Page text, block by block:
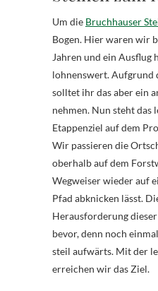
Um die Bruchhauser
Bogen. Hier waren wir
Jahren und ein Ausflug
lohnenswert. Aufgrund
solltet ihr das aber ein
nehmen. Nun steht das
Etappenziel auf dem
Wir passieren die
oberhalb auf dem
Wegweiser wieder auf
Pfad abknicken lässt.
Herausforderung
bevor, denn noch
steil aufwärts. Mit der
erreichen wir das Ziel.